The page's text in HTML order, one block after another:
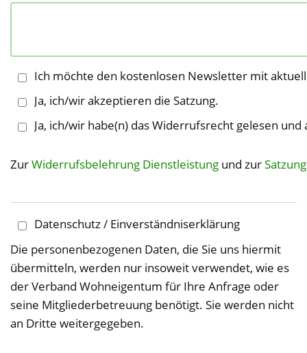
Ich möchte den kostenlosen Newsletter mit
Ja, ich/wir akzeptieren die Satzung.
Ja, ich/wir habe(n) das Widerrufsrecht gelesen und
ZurWiderrufsbelehrung Dienstleistung und zurSatzung
Datenschutz / Einverständniserklärung
Die personenbezogenen Daten, die Sie uns hiermit
übermitteln, werden nur insoweit verwendet, wie es
der Verband Wohneigentum für Ihre Anfrage oder
seine Mitgliederbetreuung benötigt. Sie werden nicht
an Dritte weitergegeben.